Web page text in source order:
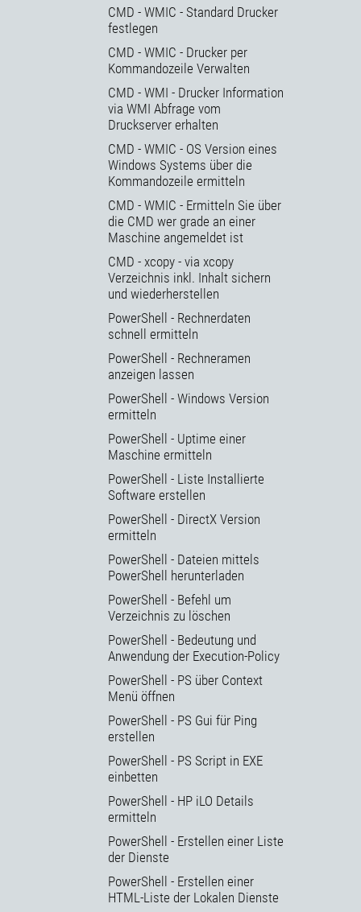
CMD - WMIC - Standard Drucker
festlegen
CMD - WMIC - Drucker per
Kommandozeile Verwalten
CMD - WMI - Drucker Information
via WMI Abfrage vom
Druckserver erhalten
CMD - WMIC - OS Version eines
Windows Systems über die
Kommandozeile ermitteln
CMD - WMIC - Ermitteln Sie über
die CMD wer grade an einer
Maschine angemeldet ist
CMD - xcopy - via xcopy
Verzeichnis inkl. Inhalt sichern
und wiederherstellen
PowerShell - Rechnerdaten
schnell ermitteln
PowerShell - Rechneramen
anzeigen lassen
PowerShell - Windows Version
ermitteln
PowerShell - Uptime einer
Maschine ermitteln
PowerShell - Liste Installierte
Software erstellen
PowerShell - DirectX Version
ermitteln
PowerShell - Dateien mittels
PowerShell herunterladen
PowerShell - Befehl um
Verzeichnis zu löschen
PowerShell - Bedeutung und
Anwendung der Execution-Policy
PowerShell - PS über Context
Menü öffnen
PowerShell - PS Gui für Ping
erstellen
PowerShell - PS Script in EXE
einbetten
PowerShell - HP iLO Details
ermitteln
PowerShell - Erstellen einer Liste
der Dienste
PowerShell - Erstellen einer
HTML-Liste der Lokalen Dienste